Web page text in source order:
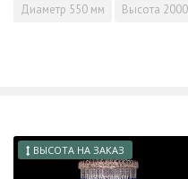
Диаметр 550 мм Высота
ВЫСОТА НА ЗАКАЗ